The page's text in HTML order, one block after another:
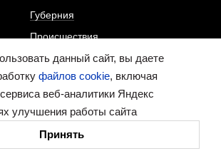
Губерния
Происшествия
Наука
и технологии
данный сайт, вы даете
файлов cookie, включая
веб-аналитики Яндекс
улучшения работы сайта
Принять